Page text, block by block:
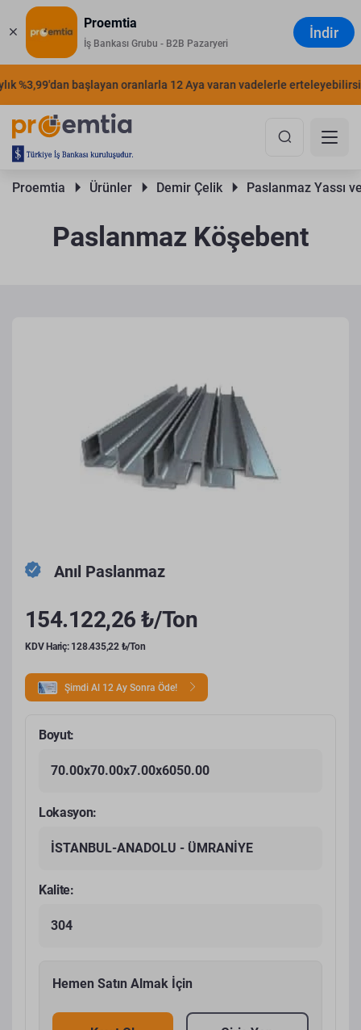
Proemtia
İş Bankası Grubu - B2B Pazaryeri
İndir
%3,99'dan başlayan oranlarla 12 Aya varan vadelerle
Proemtia Ürünler Demir Çelik Paslanmaz Yassı
Paslanmaz Köşebent
Anıl Paslanmaz
154.122,26 ₺/Ton
KDV Hariç: 128.435,22 ₺/Ton
Şimdi Al 12 Ay Sonra Öde!
Boyut:
70.00x70.00x7.00x6050.00
Lokasyon:
İSTANBUL-ANADOLU - ÜMRANİYE
Kalite:
304
Hemen Satın Almak İçin